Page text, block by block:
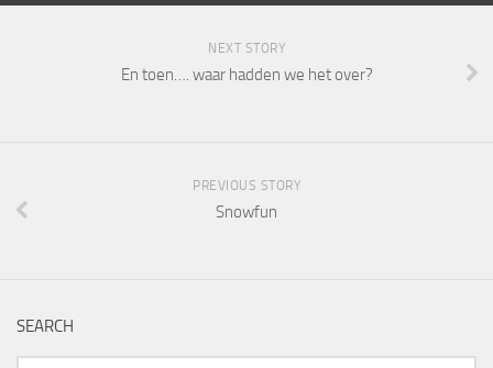
NEXT STORY
En toen…. waar hadden we het over?
PREVIOUS STORY
Snowfun
SEARCH